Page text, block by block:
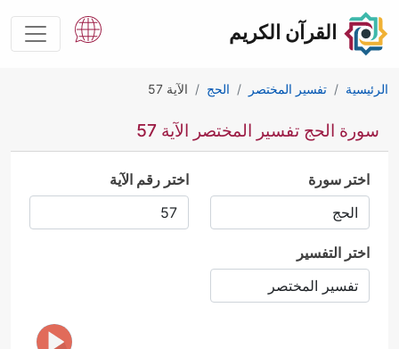
القرآن الكريم
الرئيسية تفسير المختصر الحج الآية 57
سورة الحج تفسير المختصر الآية 57
اختر سورة اختر رقم الآية
اختر التفسير